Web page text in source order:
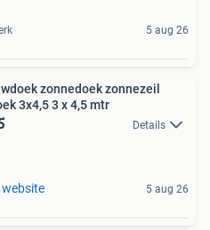
5 aug 26
zonnedoek zonnezeil
3x4,5 3 x 4,5 mtr
Details
website 5 aug 26